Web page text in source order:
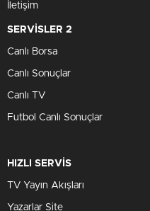
İletişim
SERVİSLER 2
Canlı Borsa
Canlı Sonuçlar
Canlı TV
Futbol Canlı Sonuçlar
HIZLI SERVİS
TV Yayın Akışları
Yazarlar Site